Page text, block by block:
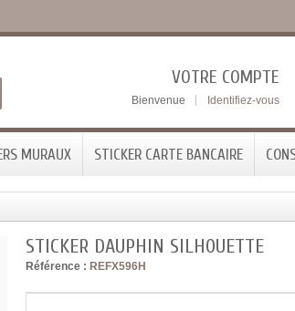
VOTRE COMPTE
Bienvenue Identifiez-vous
MURAUX STICKER CARTE BANCAIRE
STICKER DAUPHIN SILHOUETTE
Référence : REFX596H